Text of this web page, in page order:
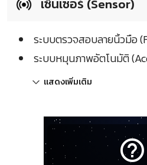
เซ็นเซอร์ (Sensor)
ระบบตรวจสอบลายนิ้วมือ
ระบบหมุนภาพอัตโนมัติ
แสดงเพิ่มเติม
help_outline